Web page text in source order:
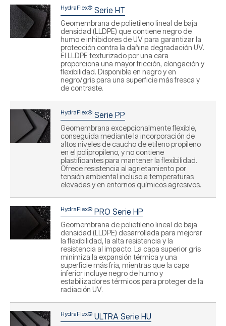
HydraFlex® Serie HT
Geomembrana de polietileno lineal de baja
densidad (LLDPE) que contiene negro de
humo e inhibidores de UV para garantizar la
protección contra la dañina degradación UV.
El LLDPE texturizado por una cara
proporciona una mayor fricción, elongación y
flexibilidad. Disponible en negro y en
negro/gris para una superficie más fresca y
de contraste.
HydraFlex® Serie PP
Geomembrana excepcionalmente flexible,
conseguida mediante la incorporación de
altos niveles de caucho de etileno propileno
en el polipropileno, y no contiene
plastificantes para mantener la flexibilidad.
Ofrece resistencia al agrietamiento por
tensión ambiental incluso a temperaturas
elevadas y en entornos químicos agresivos.
HydraFlex® PRO Serie HP
Geomembrana de polietileno lineal de baja
densidad (LLDPE) desarrollada para mejorar
la flexibilidad, la alta resistencia y la
resistencia al impacto. La capa superior gris
minimiza la expansión térmica y una
superficie más fría, mientras que la capa
inferior incluye negro de humo y
estabilizadores térmicos para proteger de la
radiación UV.
HydraFlex® ULTRA Serie HU